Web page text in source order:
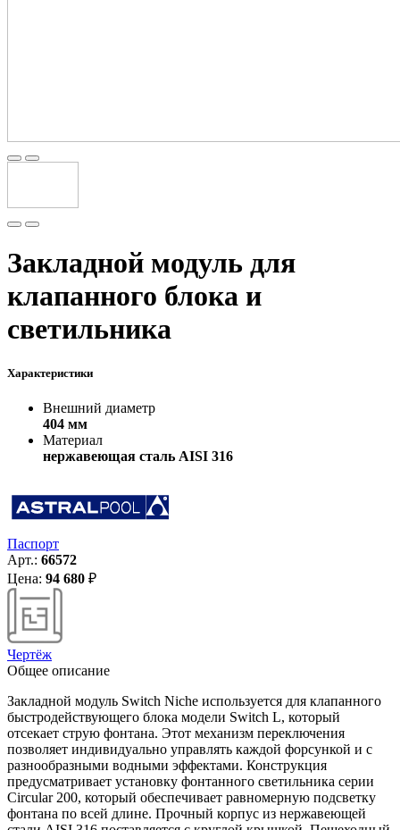
Закладной модуль для
клапанного блока и
светильника
Характеристики
Внешний диаметр
404 мм
Материал
нержавеющая сталь AISI 316
Паспорт
Арт.: 66572
Цена: 94 680 ₽
Чертёж
Общее описание
Закладной модуль Switch Niche используется для клапанного
быстродействующего блока модели Switch L, который
отсекает струю фонтана. Этот механизм переключения
позволяет индивидуально управлять каждой форсункой и с
разнообразными водными эффектами. Конструкция
предусматривает установку фонтанного светильника серии
Circular 200, который обеспечивает равномерную подсветку
фонтана по всей длине. Прочный корпус из нержавеющей